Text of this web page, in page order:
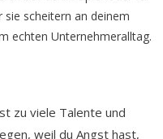
scheitern an deinem
echten Unternehmeralltag.
zu viele Talente und
weil du Angst hast,